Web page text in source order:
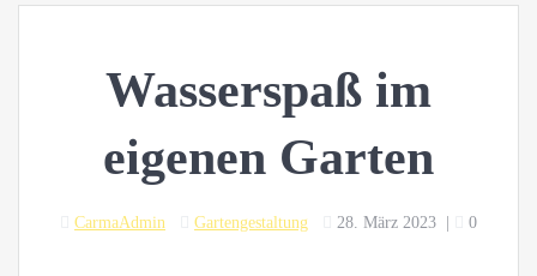
Wasserspaß im
eigenen Garten
CarmaAdmin Gartengestaltung 28. März 2023 0